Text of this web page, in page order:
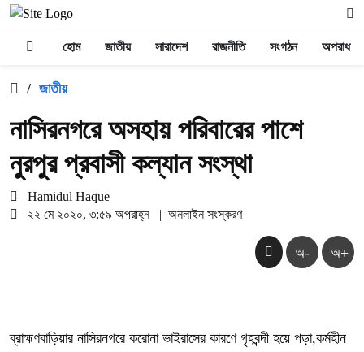
হোম জাতীয় সারাদেশ রাজনীতি সংগঠন অপরাধ
/ জাতীয়
নাসিরনগরে অসহায় পরিবারের পাশে
নুরপুর প্রবাসী কল্যান সংস্থা
Hamidul Haque
২২ মে ২০২০, ৩:৫৯ অপরাহ্ন
| অনলাইন সংস্করণ
অ- অ+
ব্রাহ্মণবাড়িয়ার নাসিরনগরে করোনা ভাইরাসের কারণে গৃহবন্দী হয়ে পড়া,কর্মহীন